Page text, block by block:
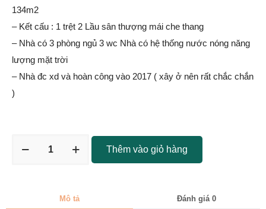
134m2
– Kết cấu : 1 trệt 2 Lầu sân thượng mái che thang
– Nhà có 3 phòng ngủ 3 wc Nhà có hệ thống nước nóng năng
lượng mặt trời
– Nhà đc xd và hoàn công vào 2017 ( xây ở nên rất chắc chắn
)
Thêm vào giỏ hàng
Mô tả Đánh giá 0